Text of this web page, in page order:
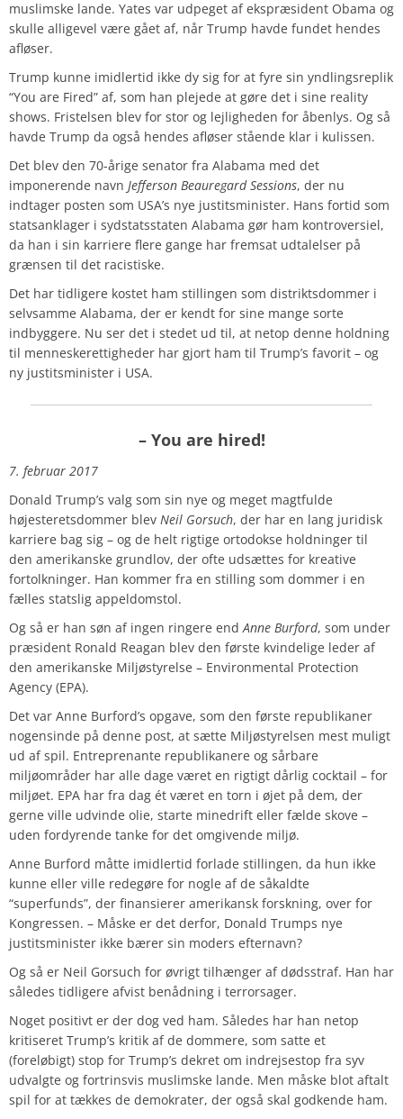
muslimske lande. Yates var udpeget af ekspræsident Obama og
skulle alligevel være gået af, når Trump havde fundet hendes
afløser.
Trump kunne imidlertid ikke dy sig for at fyre sin yndlingsreplik
“You are Fired” af, som han plejede at gøre det i sine reality
shows. Fristelsen blev for stor og lejligheden for åbenlys. Og så
havde Trump da også hendes afløser stående klar i kulissen.
Det blev den 70-årige senator fra Alabama med det
imponerende navn Jefferson Beauregard Sessions, der nu
indtager posten som USA’s nye justitsminister. Hans fortid som
statsanklager i sydstatsstaten Alabama gør ham kontroversiel,
da han i sin karriere flere gange har fremsat udtalelser på
grænsen til det racistiske.
Det har tidligere kostet ham stillingen som distriktsdommer i
selvsamme Alabama, der er kendt for sine mange sorte
indbyggere. Nu ser det i stedet ud til, at netop denne holdning
til menneskerettigheder har gjort ham til Trump’s favorit – og
ny justitsminister i USA.
– You are hired!
7. februar 2017
Donald Trump’s valg som sin nye og meget magtfulde
højesteretsdommer blev Neil Gorsuch, der har en lang juridisk
karriere bag sig – og de helt rigtige ortodokse holdninger til
den amerikanske grundlov, der ofte udsættes for kreative
fortolkninger. Han kommer fra en stilling som dommer i en
fælles statslig appeldomstol.
Og så er han søn af ingen ringere endAnne Burford, som under
præsident Ronald Reagan blev den første kvindelige leder af
den amerikanske Miljøstyrelse – Environmental Protection
Agency (EPA).
Det var Anne Burford’s opgave, som den første republikaner
nogensinde på denne post, at sætte Miljøstyrelsen mest muligt
ud af spil. Entreprenante republikanere og sårbare
miljøområder har alle dage været en rigtigt dårlig cocktail – for
miljøet. EPA har fra dag ét været en torn i øjet på dem, der
gerne ville udvinde olie, starte minedrift eller fælde skove –
uden fordyrende tanke for det omgivende miljø.
Anne Burford måtte imidlertid forlade stillingen, da hun ikke
kunne eller ville redegøre for nogle af de såkaldte
“superfunds”, der finansierer amerikansk forskning, over for
Kongressen. – Måske er det derfor, Donald Trumps nye
justitsminister ikke bærer sin moders efternavn?
Og så er Neil Gorsuch for øvrigt tilhænger af dødsstraf. Han har
således tidligere afvist benådning i terrorsager.
Noget positivt er der dog ved ham. Således har han netop
kritiseret Trump’s kritik af de dommere, som satte et
(foreløbigt) stop for Trump’s dekret om indrejsestop fra syv
udvalgte og fortrinsvis muslimske lande. Men måske blot aftalt
spil for at tækkes de demokrater, der også skal godkende ham.